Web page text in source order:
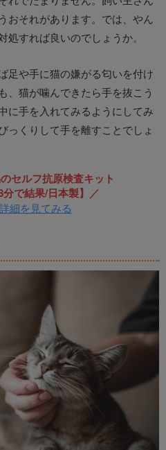
おそれがあります。では、やん
すれば良いのでしょうか。
足や手に猫の嫌がる匂いを付け
、猫が噛んできたら手を抜こう
に手を入れてみるようにしてみ
っくりして手を離すことでしょ
セルフ抗原検査キット
で結果/日本製】／
細を見てみる